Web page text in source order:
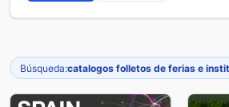
Búsqueda:catalogos folletos de ferias e